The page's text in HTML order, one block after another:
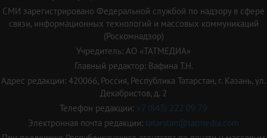
СМИ зарегистрировано Федеральной службой по надзору в сфере
связи, информационных технологий и массовых коммуникаций
(Роскомнадзор)
Учредитель: АО «ТАТМЕДИА»
Главный редактор: Вафина Т.Н.
Адрес редакции: 420066, Россия, Республика Татарстан, г. Казань, ул.
Декабристов, д. 2
Телефон редакции: +7 (843) 222 09 79
Электронная почта редакции: tatarstan@tatmedia.com